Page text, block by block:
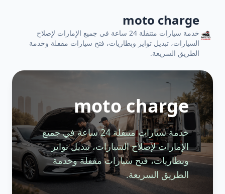
moto charge
خدمة سيارات متنقلة 24 ساعة في جميع الإمارات لإصلاح
السيارات، تبديل تواير وبطاريات، فتح سيارات مقفلة وخدمة
الطريق السريعة.
moto charge
خدمة سيارات متنقلة 24 ساعة في جميع
الإمارات لإصلاح السيارات، تبديل تواير
وبطاريات، فتح سيارات مقفلة وخدمة
الطريق السريعة.